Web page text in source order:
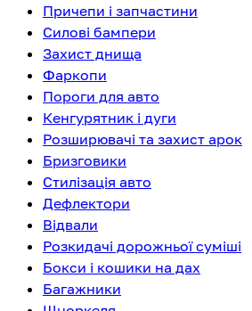
Причепи і запчастини
Силові бампери
Захист днища
Фаркопи
Пороги для авто
Кенгурятник і дуги
Розширювачі та захист арок
Бризговики
Стилізація авто
Дефлектори
Відвали
Розкидачі дорожньої суміші
Бокси і кошики на дах
Багажники